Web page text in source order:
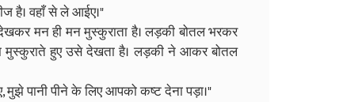
है। वहाँ से ले आईए।"
मन ही मन मुस्कुराता है। लड़की बोतल भरकर
मुस्कुराते हुए उसे देखता है। लड़की ने आकर बोतल
पानी पीने के लिए आपको कष्ट देना पड़ा।"